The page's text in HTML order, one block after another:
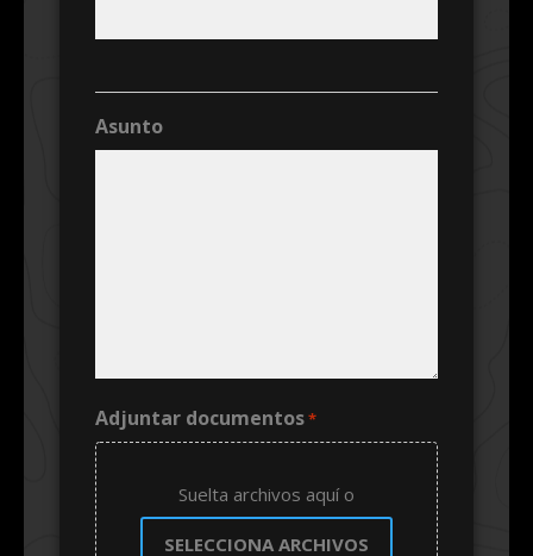
Asunto
Adjuntar documentos*
Suelta archivos aquí o
SELECCIONA ARCHIVOS